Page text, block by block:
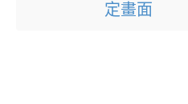
定畫面